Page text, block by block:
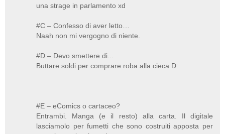
una strage in parlamento xd
#C – Confesso di aver letto…
Naah non mi vergogno di niente.
#D – Devo smettere di...
Buttare soldi per comprare roba alla cieca D:
#E – eComics o cartaceo?
Entrambi. Manga (e il resto) alla carta. Il digitale
lasciamolo per fumetti che sono costruiti apposta per